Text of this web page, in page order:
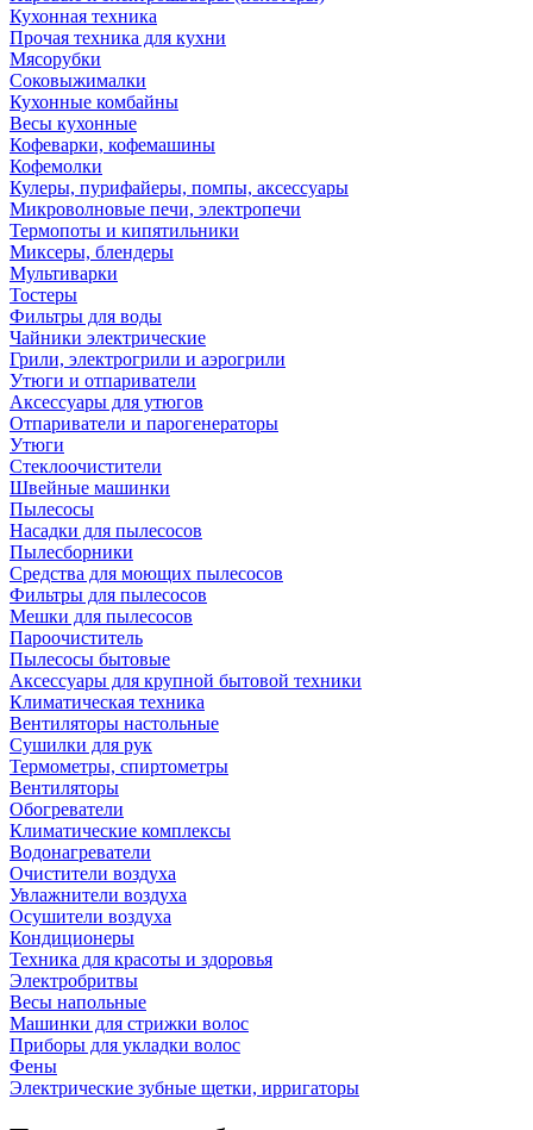
Кухонная техника
Прочая техника для кухни
Мясорубки
Соковыжималки
Кухонные комбайны
Весы кухонные
Кофеварки, кофемашины
Кофемолки
Кулеры, пурифайеры, помпы, аксессуары
Микроволновые печи, электропечи
Термопоты и кипятильники
Миксеры, блендеры
Мультиварки
Тостеры
Фильтры для воды
Чайники электрические
Грили, электрогрили и аэрогрили
Утюги и отпариватели
Аксессуары для утюгов
Отпариватели и парогенераторы
Утюги
Стеклоочистители
Швейные машинки
Пылесосы
Насадки для пылесосов
Пылесборники
Средства для моющих пылесосов
Фильтры для пылесосов
Мешки для пылесосов
Пароочиститель
Пылесосы бытовые
Аксессуары для крупной бытовой техники
Климатическая техника
Вентиляторы настольные
Сушилки для рук
Термометры, спиртометры
Вентиляторы
Обогреватели
Климатические комплексы
Водонагреватели
Очистители воздуха
Увлажнители воздуха
Осушители воздуха
Кондиционеры
Техника для красоты и здоровья
Электробритвы
Весы напольные
Машинки для стрижки волос
Приборы для укладки волос
Фены
Электрические зубные щетки, ирригаторы